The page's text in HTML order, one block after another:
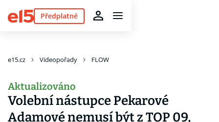
Předplatné
e15.cz Videopořady FLOW
Aktualizováno
Volební nástupce Pekarové
Adamové nemusí být z TOP 09,